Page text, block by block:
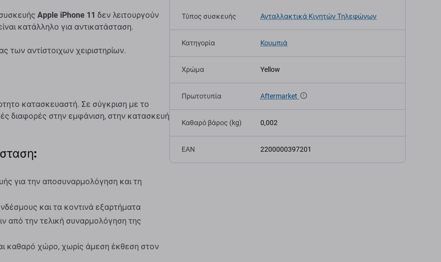
Apple iPhone 11 δεν λειτουργούν
κατάλληλο για αντικατάσταση.
των αντίστοιχων χειριστηρίων.
κατασκευαστή. Σε σύγκριση με το
διαφορές στην εμφάνιση, στην κατασκευή
για την αποσυναρμολόγηση και τη
και τα κοντινά εξαρτήματα
από την τελική συναρμολόγηση της
καθαρό χώρο, χωρίς άμεση έκθεση στον
Τύπος συσκευής Ανταλλακτικά Κινητών Τηλεφώνων
Κατηγορία Κουμπιά
Χρώμα Yellow
Πρωτοτυπία Aftermarket
Καθαρό βάρος (kg) 0,002
EAN 2200000397201